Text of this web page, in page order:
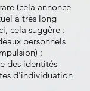
(cela annonce
à très long
cela suggère :
personnels
;
des identités
d'individuation